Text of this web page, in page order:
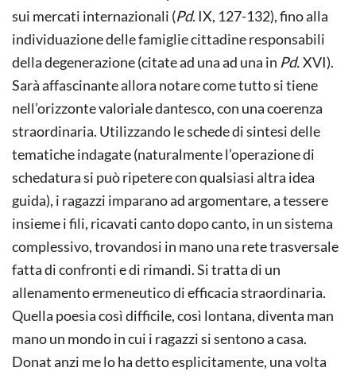
sui mercati internazionali (Pd. IX, 127-132), fino alla
individuazione delle famiglie cittadine responsabili
della degenerazione (citate ad una ad una in Pd.XVI).
Sarà affascinante allora notare come tutto si tiene
nell’orizzonte valoriale dantesco, con una coerenza
straordinaria. Utilizzando le schede di sintesi delle
tematiche indagate (naturalmente l’operazione di
schedatura si può ripetere con qualsiasi altra idea
guida), i ragazzi imparano ad argomentare, a tessere
insieme i fili, ricavati canto dopo canto, in un sistema
complessivo, trovandosi in mano una rete trasversale
fatta di confronti e di rimandi. Si tratta di un
allenamento ermeneutico di efficacia straordinaria.
Quella poesia così difficile, così lontana, diventa man
mano un mondo in cui i ragazzi si sentono a casa.
Donat anzi me lo ha detto esplicitamente, una volta